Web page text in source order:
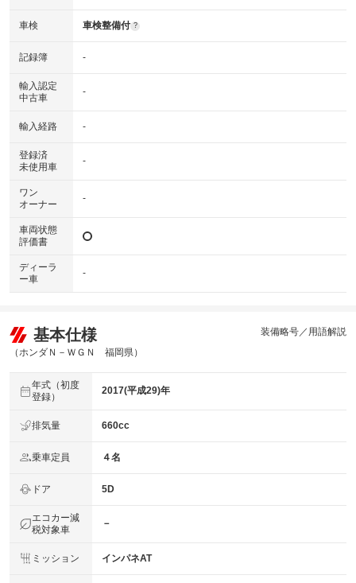
車検 車検整備付 ?
記録簿 -
輸入認定
中古車
-
輸入経路 -
登録済
未使用車
-
ワン
オーナー
-
車両状態
評価書
ディーラ
ー車
-
基本仕様
（ホンダＮ－ＷＧＮ 福岡県）
装備略号／用語解説
年式（初度
登録）
2017(平成29)年
排気量 660cc
乗車定員 ４名
ドア 5D
エコカー減
税対象車
－
ミッション インパネAT